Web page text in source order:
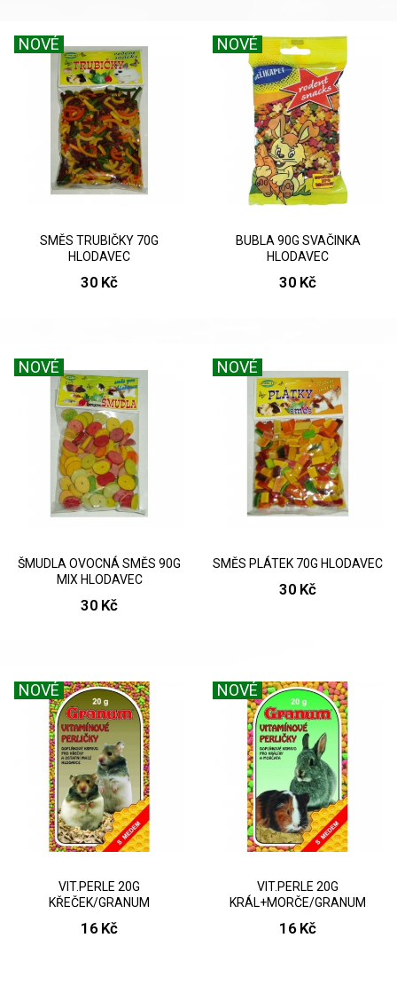
NOVÉ
SMĚS TRUBIČKY 70G
HLODAVEC
30 Kč
NOVÉ
BUBLA 90G SVAČINKA
HLODAVEC
30 Kč
NOVÉ
ŠMUDLA OVOCNÁ SMĚS 90G
MIX HLODAVEC
30 Kč
NOVÉ
SMĚS PLÁTEK 70G HLODAVEC
30 Kč
NOVÉ
VIT.PERLE 20G
KŘEČEK/GRANUM
16 Kč
NOVÉ
VIT.PERLE 20G
KRÁL+MORČE/GRANUM
16 Kč